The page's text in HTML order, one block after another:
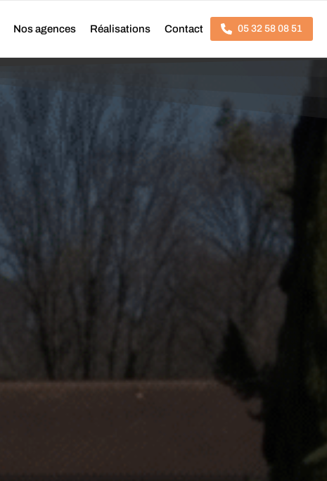
Nos agences Réalisations Contact 05 32 58 08 51